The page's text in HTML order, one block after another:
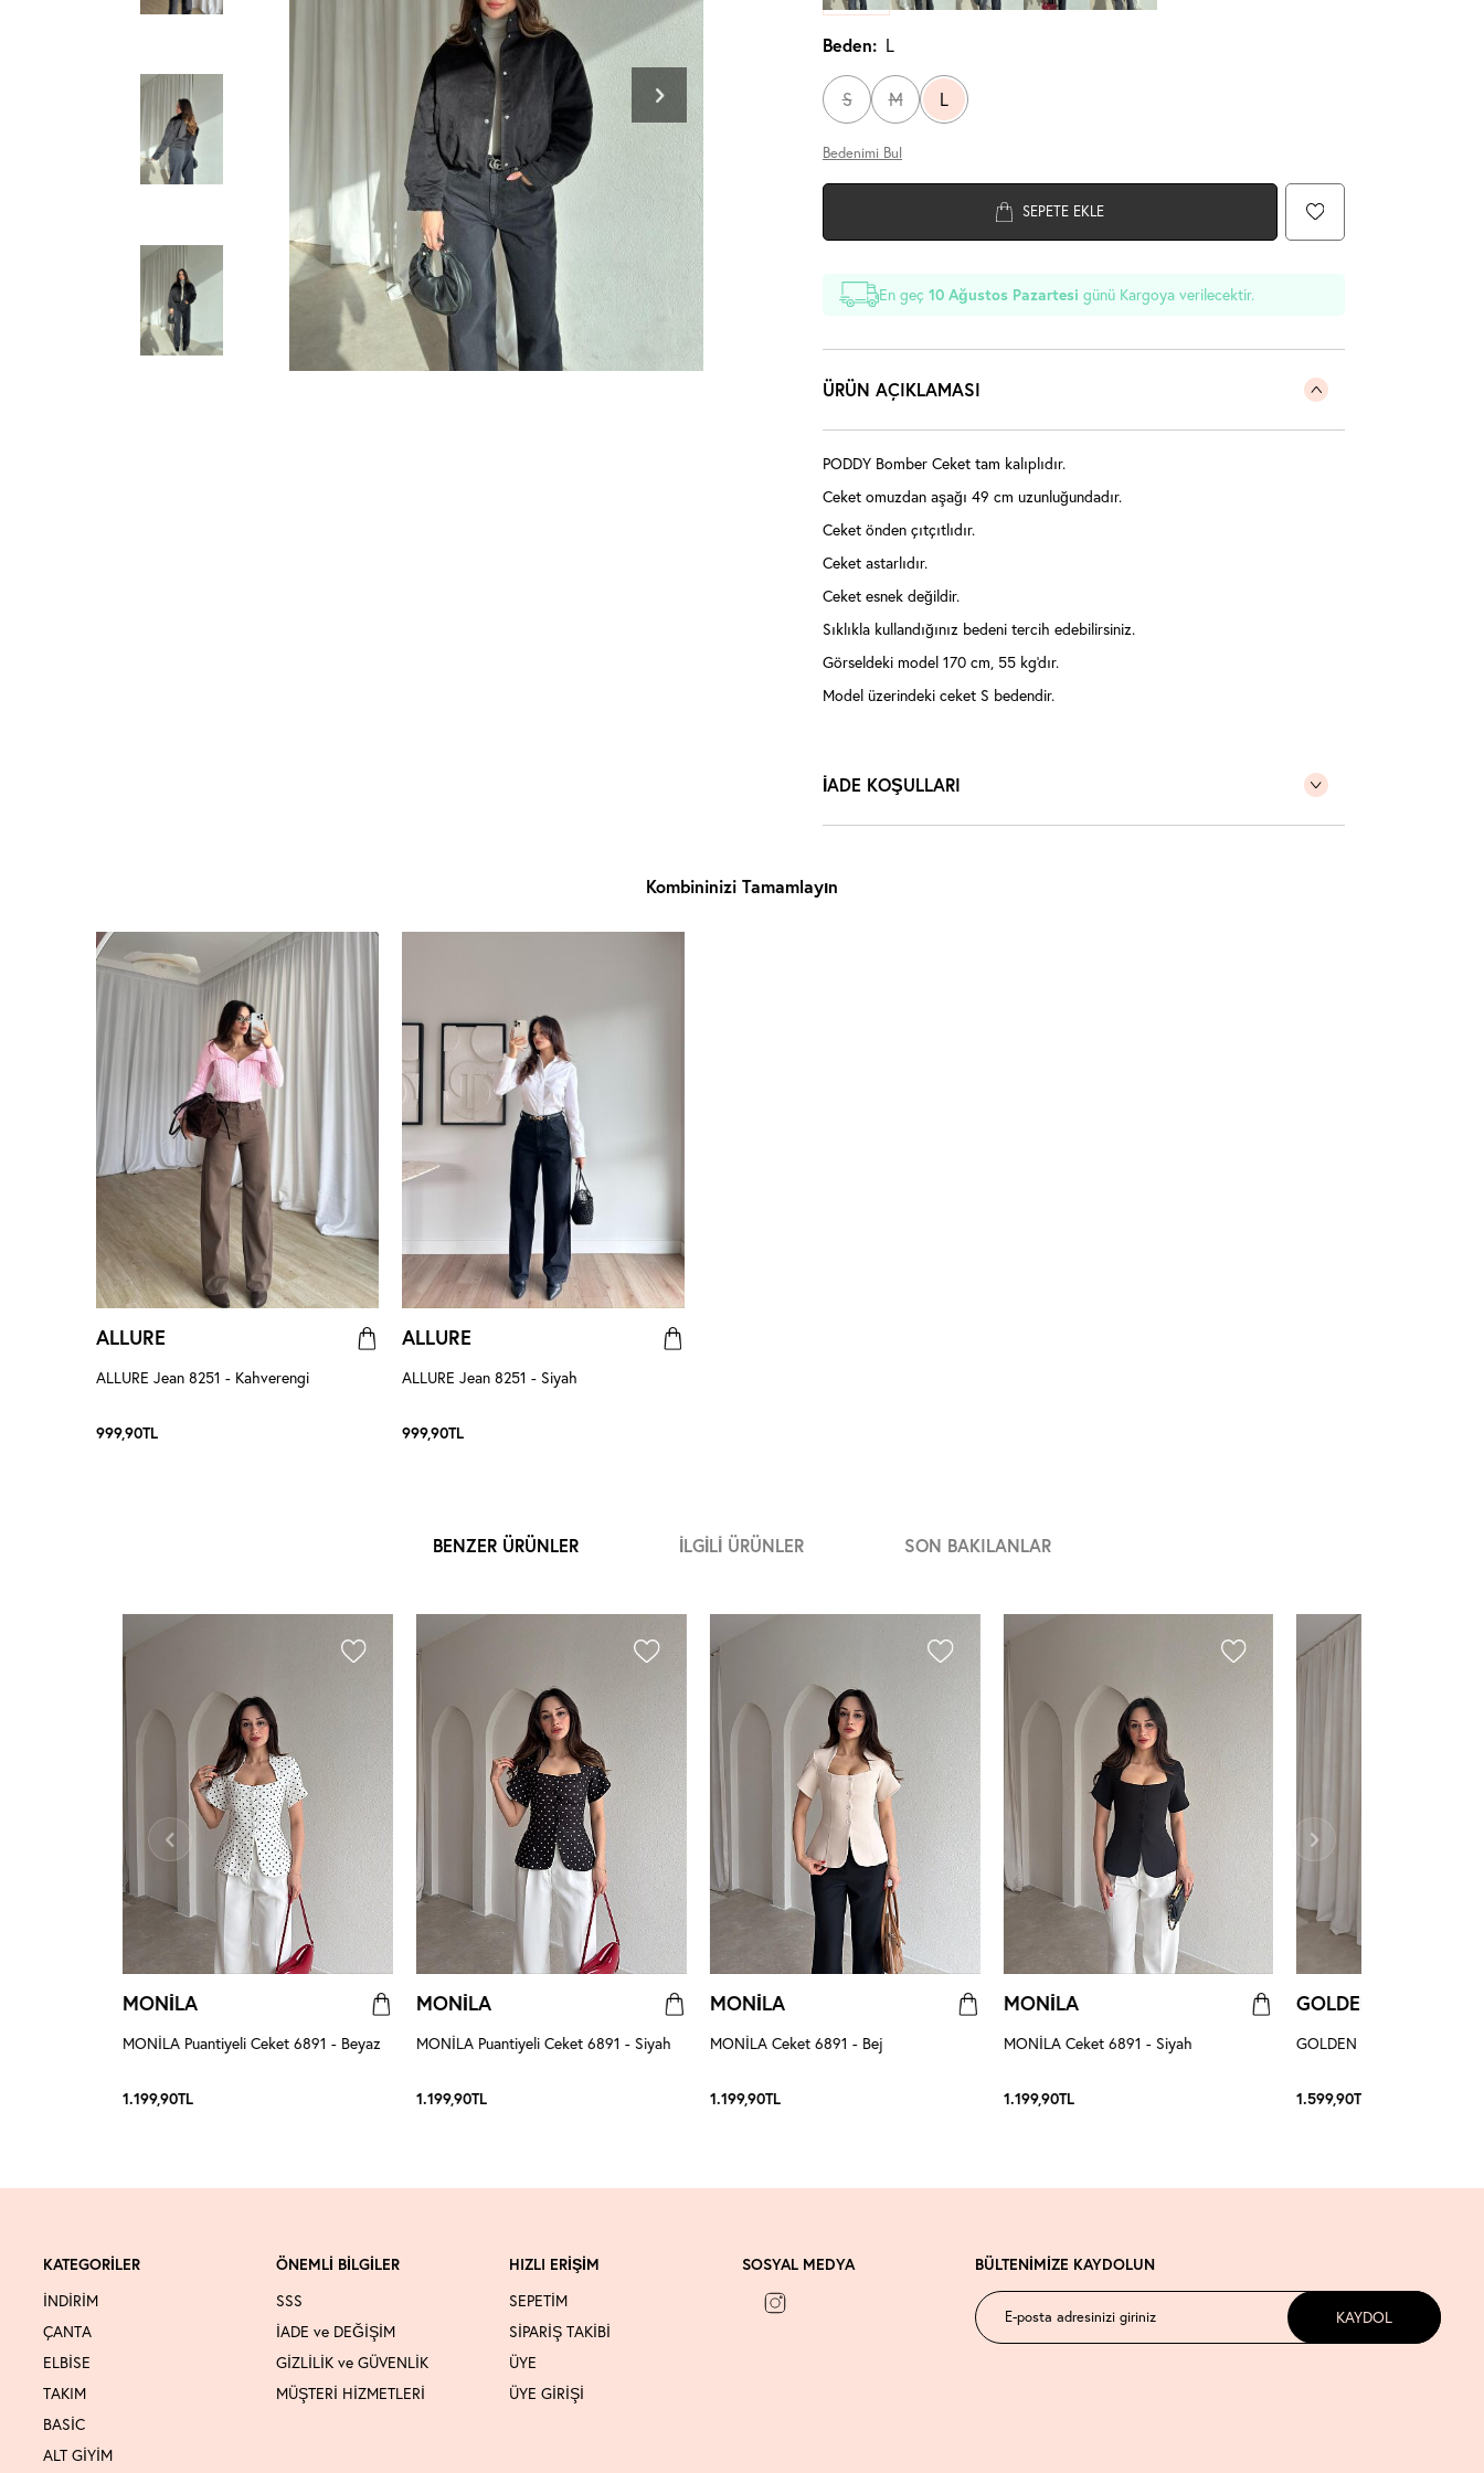
Beden: L
S M L
Bedenimi Bul
SEPETE EKLE
En geç10 Ağustos Pazartesi günü Kargoya verilecektir.
ÜRÜN AÇIKLAMASI
PODDY Bomber Ceket tam kalıplıdır.
Ceket omuzdan aşağı 49 cm uzunluğundadır.
Ceket önden çıtçıtlıdır.
Ceket astarlıdır.
Ceket esnek değildir.
Sıklıkla kullandığınız bedeni tercih edebilirsiniz.
Görseldeki model 170 cm, 55 kg'dır.
Model üzerindeki ceket S bedendir.
İADE KOŞULLARI
Kombininizi Tamamlayın
ALLURE
ALLURE Jean 8251 - Kahverengi
999,90TL
ALLURE
ALLURE Jean 8251 - Siyah
999,90TL
BENZER ÜRÜNLER İLGILI ÜRÜNLER SON BAKILANLAR
MONİLA
MONİLA Puantiyeli Ceket 6891 - Beyaz
1.199,90TL
MONİLA
MONİLA Puantiyeli Ceket 6891 - Siyah
1.199,90TL
MONİLA
MONİLA Ceket 6891 - Bej
1.199,90TL
MONİLA
MONİLA Ceket 6891 - Siyah
1.199,90TL
GOLDEN
GOLDEN Şallı Ceket 8598
1.599,90TL
KATEGORİLER
İNDİRİM
ÇANTA
ELBİSE
TAKIM
BASİC
ALT GİYİM
ÖNEMLİ BİLGİLER
SSS
İADE ve DEĞİŞİM
GİZLİLİK ve GÜVENLİK
MÜŞTERİ HİZMETLERİ
HIZLI ERİŞİM
SEPETİM
SİPARİŞ TAKİBİ
ÜYE
ÜYE GİRİŞİ
SOSYAL MEDYA BÜLTENİMİZE KAYDOLUN
KAYDOL